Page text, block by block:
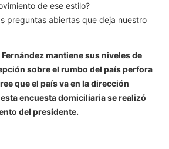
de ese estilo?
preguntas abiertas que deja nuestro
mantiene sus niveles de
sobre el rumbo del país perfora
que el país va en la dirección
encuesta domiciliaria se realizó
del presidente.